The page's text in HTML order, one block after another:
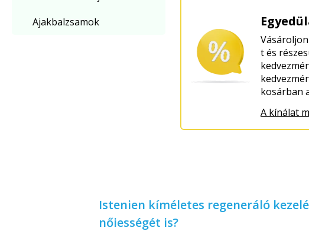
Ajakbalzsamok
Vásároljon
t és
kosárban
A kínálat
Istenien kíméletes regeneráló
nőiességét is?